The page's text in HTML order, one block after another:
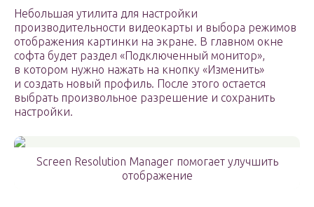
Небольшая утилита для настройки
производительности видеокарты и выбора режимов
отображения картинки на экране. В главном окне
софта будет раздел «Подключенный монитор»,
в котором нужно нажать на кнопку «Изменить»
и создать новый профиль. После этого остается
выбрать произвольное разрешение и сохранить
настройки.
Screen Resolution Manager помогает улучшить
отображение